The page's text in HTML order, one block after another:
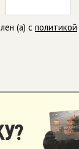
(а) с политикой